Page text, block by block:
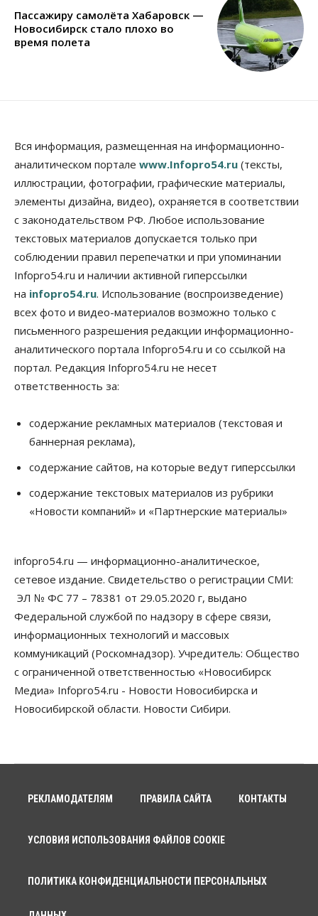
Пассажиру самолёта Хабаровск —
Новосибирск стало плохо во
время полета
Вся информация, размещенная на информационно-
аналитическом портале www.Infopro54.ru (тексты,
иллюстрации, фотографии, графические материалы,
элементы дизайна, видео), охраняется в соответствии
с законодательством РФ. Любое использование
текстовых материалов допускается только при
соблюдении правил перепечатки и при упоминании
Infopro54.ru и наличии активной гиперссылки
на infopro54.ru. Использование (воспроизведение)
всех фото и видео-материалов возможно только с
письменного разрешения редакции информационно-
аналитического портала Infopro54.ru и со ссылкой на
портал. Редакция Infopro54.ru не несет
ответственность за:
содержание рекламных материалов (текстовая и
баннерная реклама),
содержание сайтов, на которые ведут гиперссылки
содержание текстовых материалов из рубрики
«Новости компаний» и «Партнерские материалы»
infopro54.ru — информационно-аналитическое,
сетевое издание. Свидетельство о регистрации СМИ:
ЭЛ № ФС 77 – 78381 от 29.05.2020 г, выдано
Федеральной службой по надзору в сфере связи,
информационных технологий и массовых
коммуникаций (Роскомнадзор). Учредитель: Общество
с ограниченной ответственностью «Новосибирск
Медиа» Infopro54.ru - Новости Новосибирска и
Новосибирской области. Новости Сибири.
РЕКЛАМОДАТЕЛЯМ ПРАВИЛА САЙТА КОНТАКТЫ
УСЛОВИЯ ИСПОЛЬЗОВАНИЯ ФАЙЛОВ COOKIE
ПОЛИТИКА КОНФИДЕНЦИАЛЬНОСТИ ПЕРСОНАЛЬНЫХ